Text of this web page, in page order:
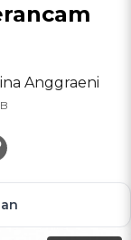
Anggraeni